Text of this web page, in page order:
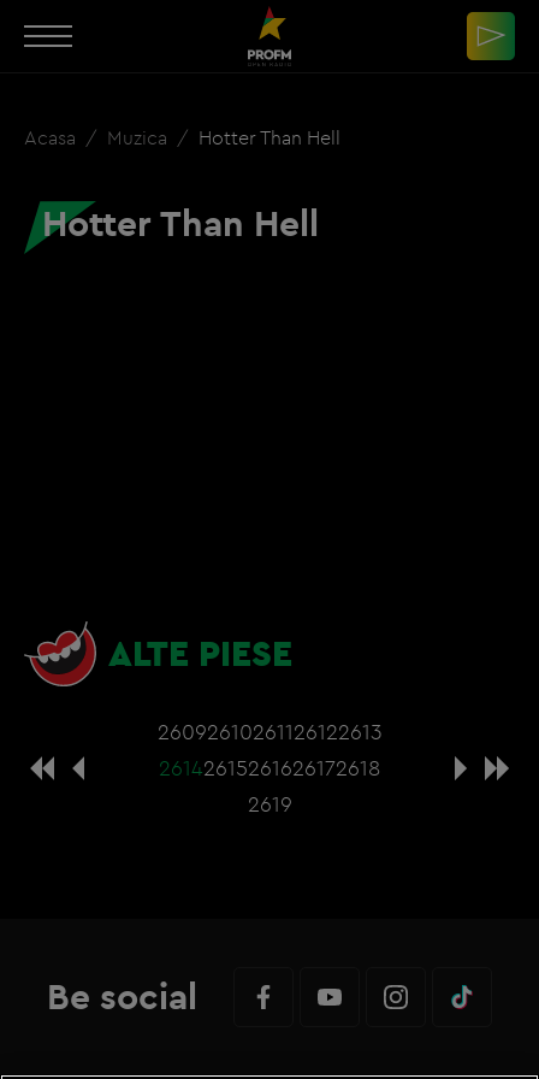
Acasa Muzica Hotter Than Hell
Hotter Than Hell
ALTE PIESE
26092610261126122613
26142615261626172618
2619
Be social